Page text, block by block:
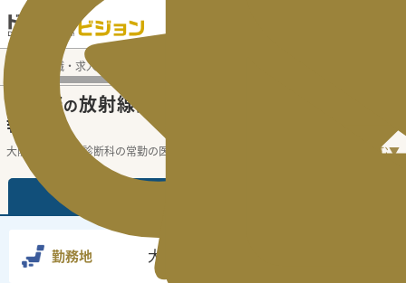
医師転職・求人募集TOP
大阪府の放射線診断科
報
大阪府の放射線診断科の常勤の医師求人の 続きを読む▼
勤務地 大阪府